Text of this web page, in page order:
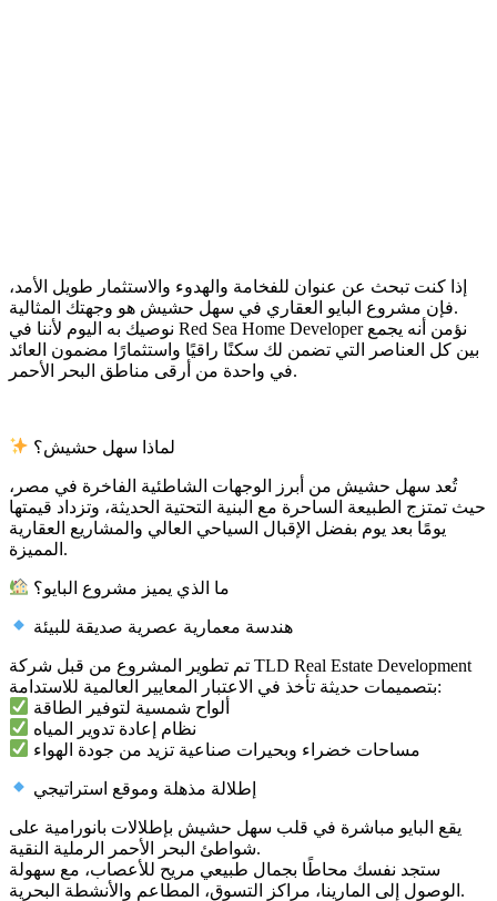
إذا كنت تبحث عن عنوان للفخامة والهدوء والاستثمار طويل الأمد،
فإن مشروع البايو العقاري في سهل حشيش هو وجهتك المثالية.
نوصيك به اليوم لأننا في Red Sea Home Developer نؤمن أنه يجمع
بين كل العناصر التي تضمن لك سكنًا راقيًا واستثمارًا مضمون العائد
في واحدة من أرقى مناطق البحر الأحمر.
لماذا سهل حشيش؟
تُعد سهل حشيش من أبرز الوجهات الشاطئية الفاخرة في مصر،
حيث تمتزج الطبيعة الساحرة مع البنية التحتية الحديثة، وتزداد قيمتها
يومًا بعد يوم بفضل الإقبال السياحي العالي والمشاريع العقارية
المميزة.
ما الذي يميز مشروع البايو؟
هندسة معمارية عصرية صديقة للبيئة
تم تطوير المشروع من قبل شركة TLD Real Estate Development
بتصميمات حديثة تأخذ في الاعتبار المعايير العالمية للاستدامة:
ألواح شمسية لتوفير الطاقة
نظام إعادة تدوير المياه
مساحات خضراء وبحيرات صناعية تزيد من جودة الهواء
إطلالة مذهلة وموقع استراتيجي
يقع البايو مباشرة في قلب سهل حشيش بإطلالات بانورامية على
شواطئ البحر الأحمر الرملية النقية.
ستجد نفسك محاطًا بجمال طبيعي مريح للأعصاب، مع سهولة
الوصول إلى المارينا، مراكز التسوق، المطاعم والأنشطة البحرية.